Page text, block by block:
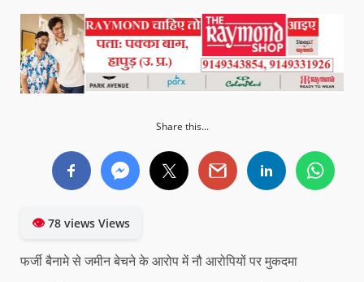
Share this...
👁78 views Views
फर्जी बैनामे से जमीन बेचने के आरोप में नौ आरोपियों पर मुकदमा